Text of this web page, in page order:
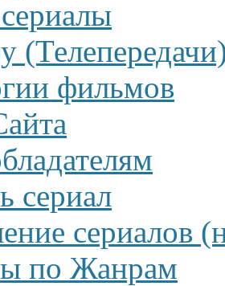
фильмов
сериал
сериалов
по Жанрам